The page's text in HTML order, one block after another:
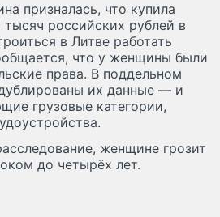
призналась, что купила
российских рублей в
в Литве работать
что у женщины были
права. В поддельном
их данные — и
грузовые категории,
женщине грозит
до четырёх лет.